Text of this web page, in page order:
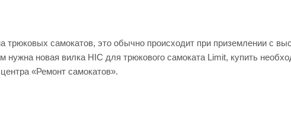
самокатов, это обычно происходит при приземлении с
нужна новая вилка HIC для трюкового самоката Limit, купить
«Ремонт самокатов».